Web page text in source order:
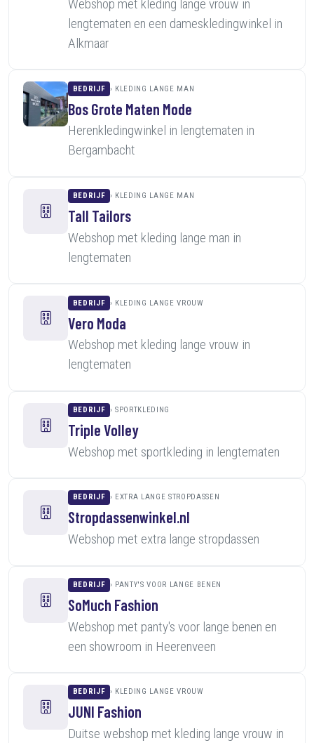
Webshop met kleding lange vrouw in
lengtematen en een dameskledingwinkel in
Alkmaar
BEDRIJF KLEDING LANGE MAN
Bos Grote Maten Mode
Herenkledingwinkel in lengtematen in
Bergambacht
BEDRIJF KLEDING LANGE MAN
Tall Tailors
Webshop met kleding lange man in
lengtematen
BEDRIJF KLEDING LANGE VROUW
Vero Moda
Webshop met kleding lange vrouw in
lengtematen
BEDRIJF SPORTKLEDING
Triple Volley
Webshop met sportkleding in lengtematen
BEDRIJF EXTRA LANGE STROPDASSEN
Stropdassenwinkel.nl
Webshop met extra lange stropdassen
BEDRIJF PANTY'S VOOR LANGE BENEN
SoMuch Fashion
Webshop met panty's voor lange benen en
een showroom in Heerenveen
BEDRIJF KLEDING LANGE VROUW
JUNI Fashion
Duitse webshop met kleding lange vrouw in